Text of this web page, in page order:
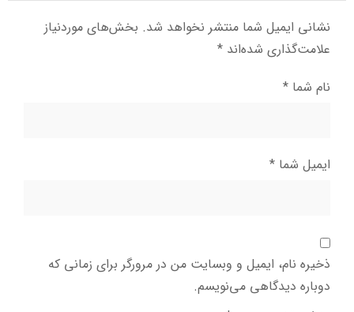
نشانی ایمیل شما منتشر نخواهد شد. بخش‌های موردنیاز
علامت‌گذاری شده‌اند *
نام شما *
ایمیل شما *
ذخیره نام، ایمیل و وبسایت من در مرورگر برای زمانی که
دوباره دیدگاهی می‌نویسم.